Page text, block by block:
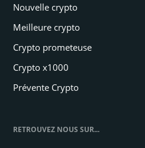
Nouvelle crypto
Meilleure crypto
Crypto prometeuse
Crypto x1000
Prévente Crypto
RETROUVEZ NOUS SUR...